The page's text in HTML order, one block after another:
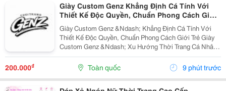
Giày Custom Genz Khẳng Định Cá Tính Với
Thiết Kế Độc Quyền, Chuẩn Phong Cách Giới
Trẻ
Giày Custom Genz &Ndash; Khẳng Định Cá Tính Với
Thiết Kế Độc Quyền, Chuẩn Phong Cách Giới Trẻ Giày
Custom Genz &Ndash; Xu Hướng Thời Trang Cá Nhân
Hóa Dẫn Đầu Năm 2026 Trong Thời Đại Mà Thời Trang
Không Còn Chỉ Dừng Lại Ở Việc Mặc Đẹp, Việc Thể...
200.000₫ Toàn quốc 9 phút trước